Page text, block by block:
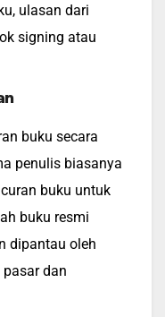
ulasan dari
signing atau
buku secara
penulis biasanya
buku untuk
buku resmi
dipantau oleh
dan